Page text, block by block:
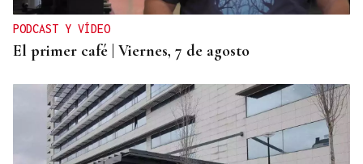
PODCAST Y VÍDEO
El primer café | Viernes, 7 de agosto